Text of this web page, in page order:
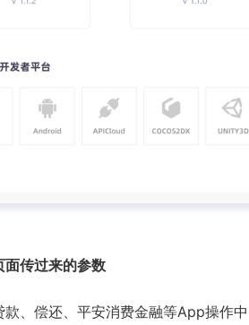
传过来的参数
、偿还、平安消费金融等App操作